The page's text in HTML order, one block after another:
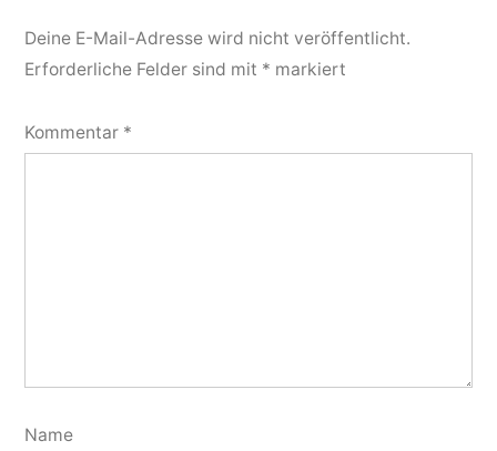
Deine E-Mail-Adresse wird nicht veröffentlicht.
Erforderliche Felder sind mit * markiert
Kommentar *
Name